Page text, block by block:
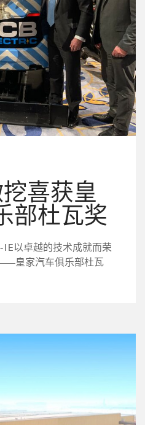
喜获皇
部杜瓦奖
以卓越的技术成就而荣
皇家汽车俱乐部杜瓦